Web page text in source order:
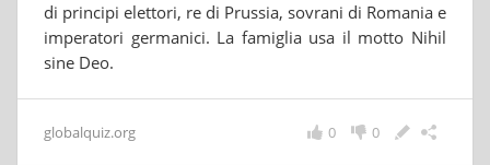
di principi elettori, re di Prussia, sovrani di Romania e
imperatori germanici. La famiglia usa il motto Nihil
sine Deo.
globalquiz.org 0
0